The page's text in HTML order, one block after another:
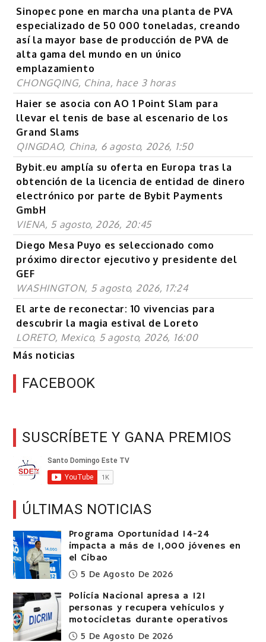
Sinopec pone en marcha una planta de PVA
especializado de 50 000 toneladas, creando
así la mayor base de producción de PVA de
alta gama del mundo en un único
emplazamiento
CHONGQING, China, hace 3 horas
Haier se asocia con AO 1 Point Slam para
llevar el tenis de base al escenario de los
Grand Slams
QINGDAO, China, 6 agosto, 2026, 1:50
Bybit.eu amplía su oferta en Europa tras la
obtención de la licencia de entidad de dinero
electrónico por parte de Bybit Payments
GmbH
VIENA, 5 agosto, 2026, 20:45
Diego Mesa Puyo es seleccionado como
próximo director ejecutivo y presidente del
GEF
WASHINGTON, 5 agosto, 2026, 17:24
El arte de reconectar: 10 vivencias para
descubrir la magia estival de Loreto
LORETO, Mexico, 5 agosto, 2026, 16:00
Más noticias
FACEBOOK
SUSCRÍBETE Y GANA PREMIOS
ÚLTIMAS NOTICIAS
Programa Oportunidad 14-24
impacta a más de 1,000 jóvenes en
el Cibao
5 De Agosto De 2026
Policía Nacional apresa a 121
personas y recupera vehículos y
motocicletas durante operativos
5 De Agosto De 2026